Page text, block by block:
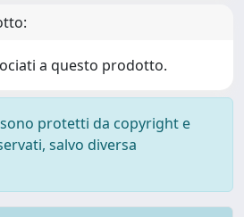
a questo prodotto.
protetti da copyright e
salvo diversa